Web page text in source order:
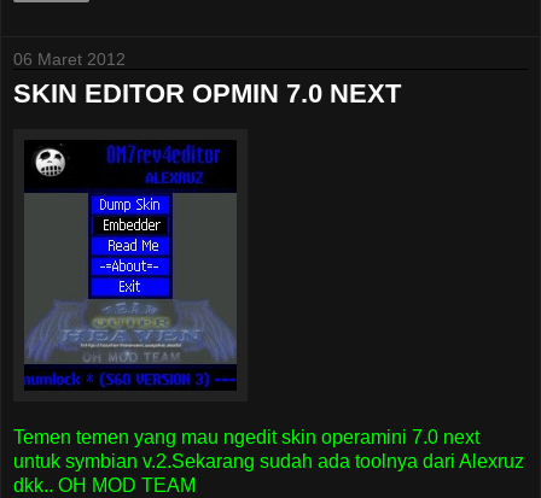
06 Maret 2012
SKIN EDITOR OPMIN 7.0 NEXT
Temen temen yang mau ngedit skin operamini 7.0 next
untuk symbian v.2.Sekarang sudah ada toolnya dari Alexruz
dkk.. OH MOD TEAM